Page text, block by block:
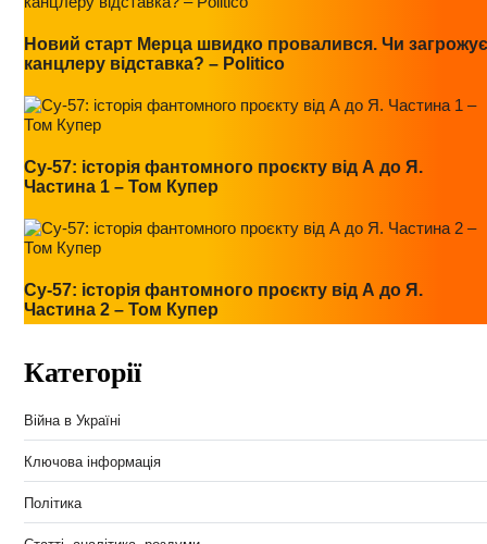
Новий старт Мерца швидко провалився. Чи загрожує
канцлеру відставка? – Politico
Су-57: історія фантомного проєкту від А до Я.
Частина 1 – Том Купер
Су-57: історія фантомного проєкту від А до Я.
Частина 2 – Том Купер
Категорії
Війна в Україні
Ключова інформація
Політика